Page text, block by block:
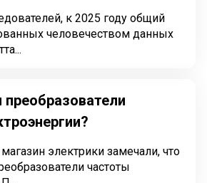
к 2025 году общий
человечеством данных
электрики замечали, что
частоты